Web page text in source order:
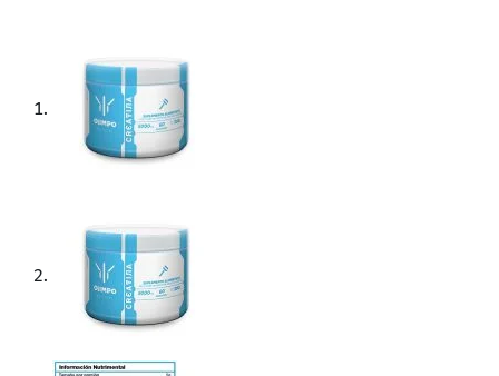
Peso del envío